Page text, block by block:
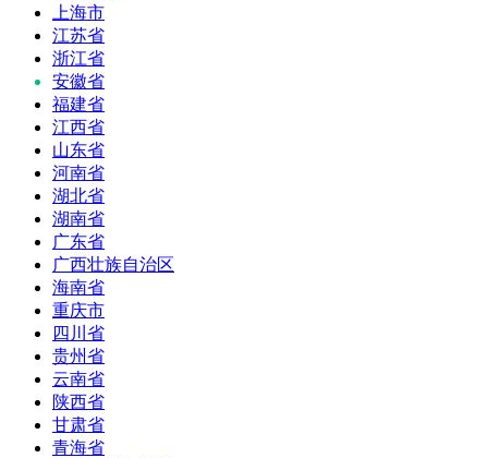
上海市
江苏省
浙江省
安徽省
福建省
江西省
山东省
河南省
湖北省
湖南省
广东省
广西壮族自治区
海南省
重庆市
四川省
贵州省
云南省
陕西省
甘肃省
青海省